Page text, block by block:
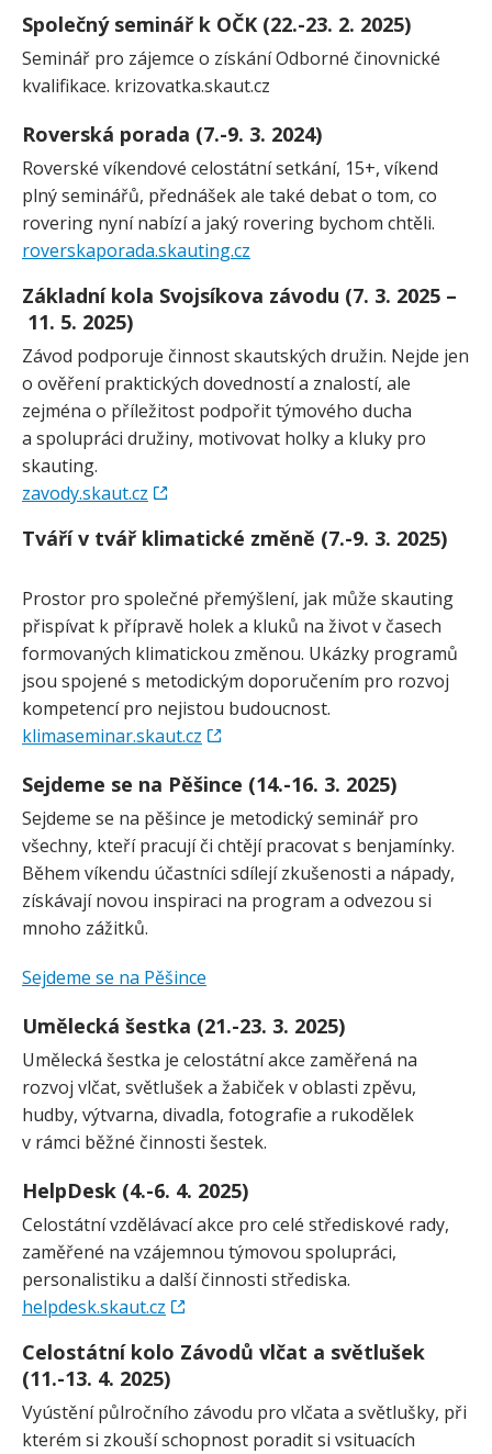
Společný seminář k OČK (22.-23. 2. 2025)
Seminář pro zájemce o získání Odborné činovnické
kvalifikace. krizovatka.skaut.cz
Roverská porada (7.-9. 3. 2024)
Roverské víkendové celostátní setkání, 15+, víkend
plný seminářů, přednášek ale také debat o tom, co
rovering nyní nabízí a jaký rovering bychom chtěli.
roverskaporada.skauting.cz
Základní kola Svojsíkova závodu (7. 3. 2025 –
11. 5. 2025)
Závod podporuje činnost skautských družin. Nejde jen
o ověření praktických dovedností a znalostí, ale
zejména o příležitost podpořit týmového ducha
a spolupráci družiny, motivovat holky a kluky pro
skauting.
zavody.skaut.cz
Tváří v tvář klimatické změně (7.-9. 3. 2025)
Prostor pro společné přemýšlení, jak může skauting
přispívat k přípravě holek a kluků na život v časech
formovaných klimatickou změnou. Ukázky programů
jsou spojené s metodickým doporučením pro rozvoj
kompetencí pro nejistou budoucnost.
klimaseminar.skaut.cz
Sejdeme se na Pěšince (14.-16. 3. 2025)
Sejdeme se na pěšince je metodický seminář pro
všechny, kteří pracují či chtějí pracovat s benjamínky.
Během víkendu účastníci sdílejí zkušenosti a nápady,
získávají novou inspiraci na program a odvezou si
mnoho zážitků.
Sejdeme se na Pěšince
Umělecká šestka (21.-23. 3. 2025)
Umělecká šestka je celostátní akce zaměřená na
rozvoj vlčat, světlušek a žabiček v oblasti zpěvu,
hudby, výtvarna, divadla, fotografie a rukodělek
v rámci běžné činnosti šestek.
HelpDesk (4.-6. 4. 2025)
Celostátní vzdělávací akce pro celé střediskové rady,
zaměřené na vzájemnou týmovou spolupráci,
personalistiku a další činnosti střediska.
helpdesk.skaut.cz
Celostátní kolo Závodů vlčat a světlušek
(11.-13. 4. 2025)
Vyústění půlročního závodu pro vlčata a světlušky, při
kterém si zkouší schopnost poradit si vsituacích